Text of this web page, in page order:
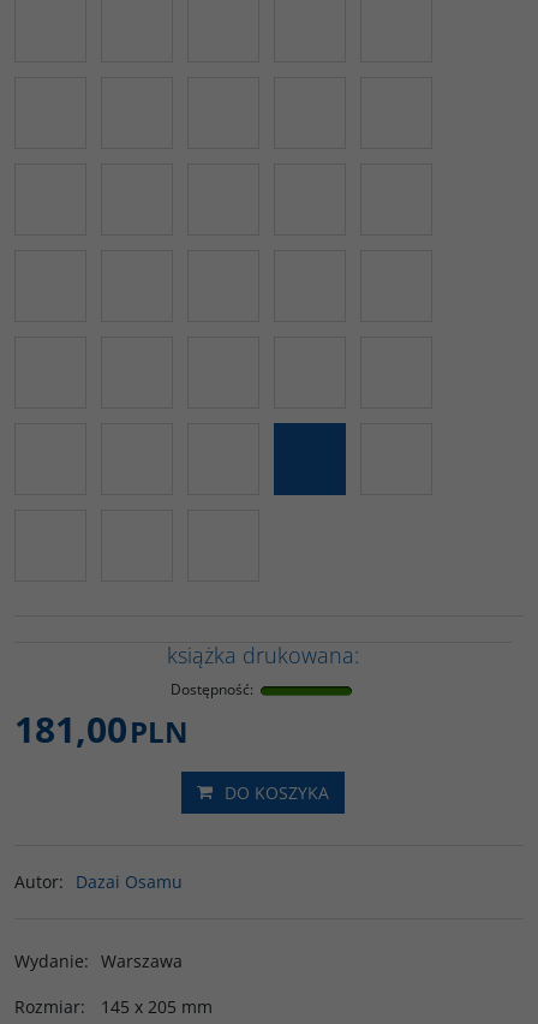
książka drukowana:
Dostępność:
181,00PLN
DO KOSZYKA
Autor: Dazai Osamu
Wydanie: Warszawa
Rozmiar: 145 x 205 mm